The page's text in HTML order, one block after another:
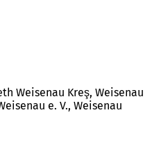
Weisenau Kreş, Weisenau
e. V., Weisenau